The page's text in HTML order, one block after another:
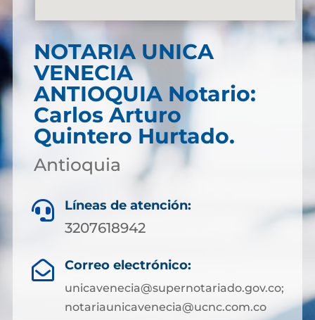
NOTARIA UNICA
VENECIA
ANTIOQUIA Notario:
Carlos Arturo
Quintero Hurtado.
Antioquia
 Líneas de atención:
3207618942
 Correo electrónico:
unicavenecia@supernotariado.gov.co;
notariaunicavenecia@ucnc.com.co